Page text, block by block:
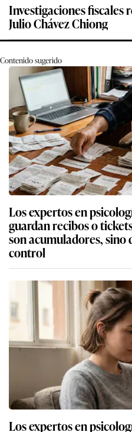
Investigaciones fiscales
Julio Chávez Chiong
Contenido sugerido
Los expertos en
guardan recibos o
son acumuladores, sino
control
Los expertos en